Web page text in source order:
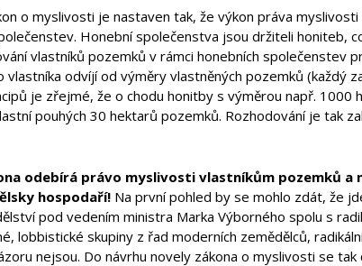
o myslivosti je nastaven tak, že výkon práva
Honební společenstva jsou držiteli honiteb,
vlastníků pozemků v rámci honebních společenstev
odvíjí od výměry vlastněných pozemků (každý
je zřejmé, že o chodu honitby s výměrou např.
pouhých 30 hektarů pozemků. Rozhodování je tak
odebírá právo myslivosti vlastníkům pozemků a
hospodaří! Na první pohled by se mohlo zdát, že
pod vedením ministra Marka Výborného spolu s
lobbistické skupiny z řad moderních zemědělců,
nejsou. Do návrhu novely zákona o myslivosti se